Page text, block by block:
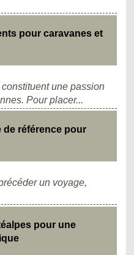
pour caravanes et
une passion
Pour placer...
de référence pour
un voyage,
pour une